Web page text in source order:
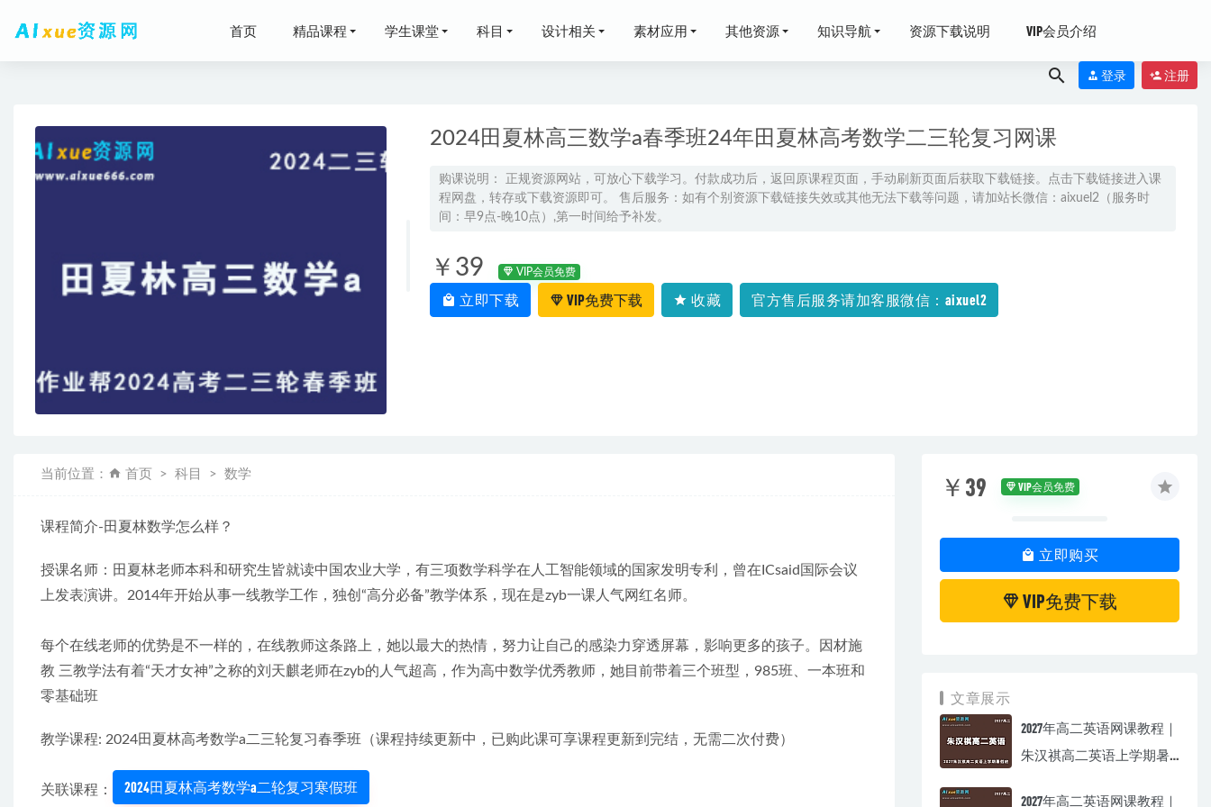
首页 精品课程 学生课堂 科目 设计相关 素材应用 其他资源 知识导航 资源下载说明 VIP会员介绍
登录 注册
2024田夏林高三数学a春季班24年田夏林高考数学二三轮复习网课
购课说明： 正规资源网站，可放心下载学习。付款成功后，返回原课程页面，手动刷新页面后获取下载链接。点击下载链接进入课
程网盘，转存或下载资源即可。 售后服务：如有个别资源下载链接失效或其他无法下载等问题，请加站长微信：aixuel2（服务时
间：早9点-晚10点）,第一时间给予补发。
￥39 VIP会员免费
立即下载 VIP免费下载 收藏 官方售后服务请加客服微信：aixuel2
当前位置： 首页 科目 数学
课程简介-田夏林数学怎么样？
授课名师：田夏林老师本科和研究生皆就读中国农业大学，有三项数学科学在人工智能领域的国家发明专利，曾在ICsaid国际会议
上发表演讲。2014年开始从事一线教学工作，独创“高分必备”教学体系，现在是zyb一课人气网红名师。
每个在线老师的优势是不一样的，在线教师这条路上，她以最大的热情，努力让自己的感染力穿透屏幕，影响更多的孩子。因材施
教 三教学法有着“天才女神”之称的刘天麒老师在zyb的人气超高，作为高中数学优秀教师，她目前带着三个班型，985班、一本班和
零基础班
教学课程: 2024田夏林高考数学a二三轮复习春季班（课程持续更新中，已购此课可享课程更新到完结，无需二次付费）
关联课程： 2024田夏林高考数学a二轮复习寒假班
￥39 VIP会员免费
立即购买
VIP免费下载
文章展示
2027年高二英语网课教程｜
朱汉祺高二英语上学期暑
2027年高二英语网课教程｜
2025刘天麒高二数学a下学期寒假班 2025-02-03
车工钳工铣工教程数控模具车床铣床线切割等技术教程,29.53G百度网盘资源打包下载
2021-11-24
高等数学网课教程推荐同济六七版 黄庆怀高等数学102讲课程资源下载 2022-09-17